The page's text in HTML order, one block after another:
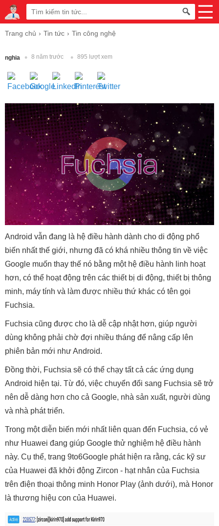
Trang chủ Tin tức Tin công nghệ
nghia 8 năm trước 895 lượt xem
Android vẫn đang là hệ điều hành dành cho di động phổ
biến nhất thế giới, nhưng đã có khá nhiều thông tin về việc
Google muốn thay thế nó bằng một hệ điều hành linh hoạt
hơn, có thể hoạt động trên các thiết bị di động, thiết bị thông
minh, máy tính và làm được nhiều thứ khác có tên gọi
Fuchsia.
Fuchsia cũng được cho là dễ cập nhật hơn, giúp người
dùng không phải chờ đợi nhiều tháng để nâng cấp lên
phiên bản mới như Android.
Đồng thời, Fuchsia sẽ có thể chạy tất cả các ứng dụng
Android hiện tại. Từ đó, việc chuyển đổi sang Fuchsia sẽ trở
nên dễ dàng hơn cho cả Google, nhà sản xuất, người dùng
và nhà phát triển.
Trong một diễn biến mới nhất liên quan đến Fuchsia, có vẻ
như Huawei đang giúp Google thử nghiệm hệ điều hành
này. Cụ thể, trang 9to6Google phát hiện ra rằng, các kỹ sư
của Huawei đã khởi động Zircon - hạt nhân của Fuchsia
trên điện thoại thông minh Honor Play (ảnh dưới), mà Honor
là thương hiệu con của Huawei.